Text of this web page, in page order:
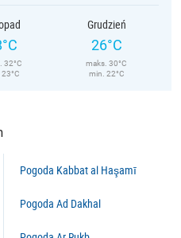
32°C
Grudzień
26°C
maks. 30°C
min. 22°C
Pogoda Kabbat al Haşamī
Pogoda Ad Dakhal